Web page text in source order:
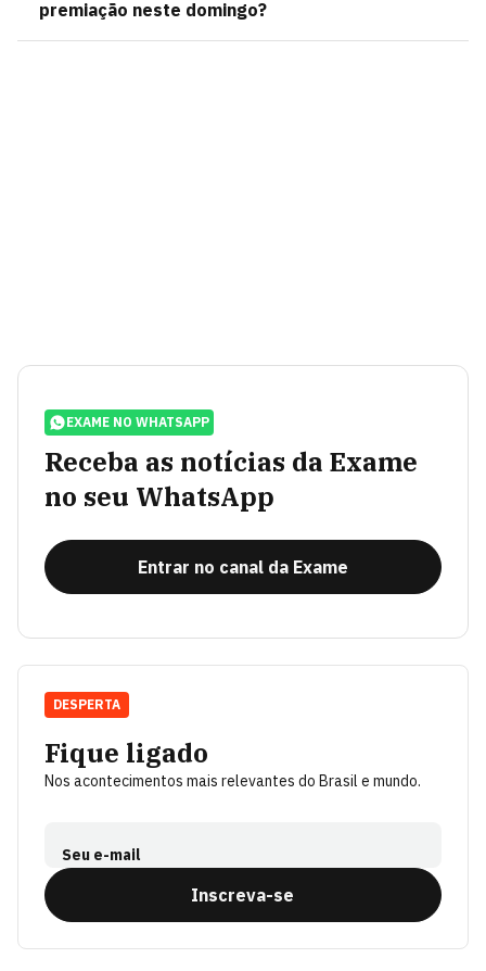
premiação neste domingo?
EXAME NO WHATSAPP
Receba as notícias da Exame
no seu WhatsApp
Entrar no canal da Exame
Fique ligado
Nos acontecimentos mais relevantes do Brasil e mundo.
Seu e-mail
Inscreva-se
DESPERTA